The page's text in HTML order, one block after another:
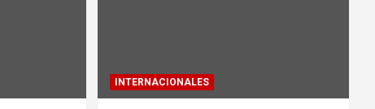
INTERNACIONALES